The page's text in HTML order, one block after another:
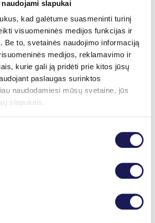
slapukai
kad galėtume suasmeninti turinį
visuomeninės medijos funkcijas ir
Be to, svetainės naudojimo informaciją
medijos, reklamavimo ir
kurie gali ją pridėti prie kitos jūsų
paslaugas surinktos
naudodamiesi mūsų svetaine, jūs
slapukais.
balansu ir
sveikata
gali paveikti ne tik fizinę, bet ir
– sukelti nuovargį, dirglumą, svorio
svyravimus. Todėl BIOFIRST
endokrinologai skiria ypatingą
žmogaus sveikatai, padėdami
BIOFIRST klinikos
– galima tiek gyva konsultacija
gali skirtis priklausomai nuo